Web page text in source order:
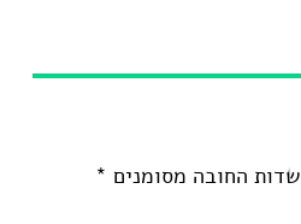
שדות החובה מסומנים *